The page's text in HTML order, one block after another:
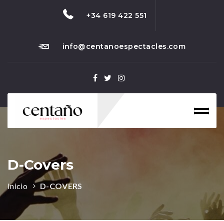
+34 619 422 551
info@centanoespectacles.com
D-Covers
Inicio D-COVERS